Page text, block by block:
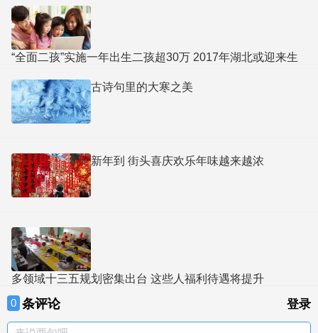
“全面二孩”实施一年出生二孩超30万 2017年湖北或迎来生
古诗句里的大寒之美
新年到 街头喜庆欢乐年味越来越浓
多领域十三五规划密集出台 这些人福利待遇将提升
0 条评论 登录